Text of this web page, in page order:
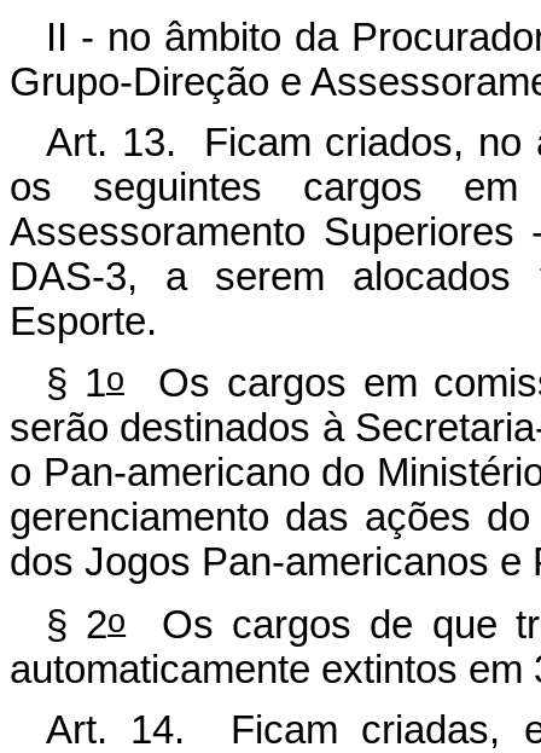
II - no âmbito da
Grupo-Direção e
Art. 13. Ficam criados, no
os seguintes cargos em
Assessoramento
DAS-3, a serem alocados
Esporte.
§ 1oOs cargos em
serão destinados à
o Pan-americano do
gerenciamento das ações
dos Jogos Pan-americanos
§ 2oOs cargos de que
automaticamente extintos
Art. 14. Ficam criadas,